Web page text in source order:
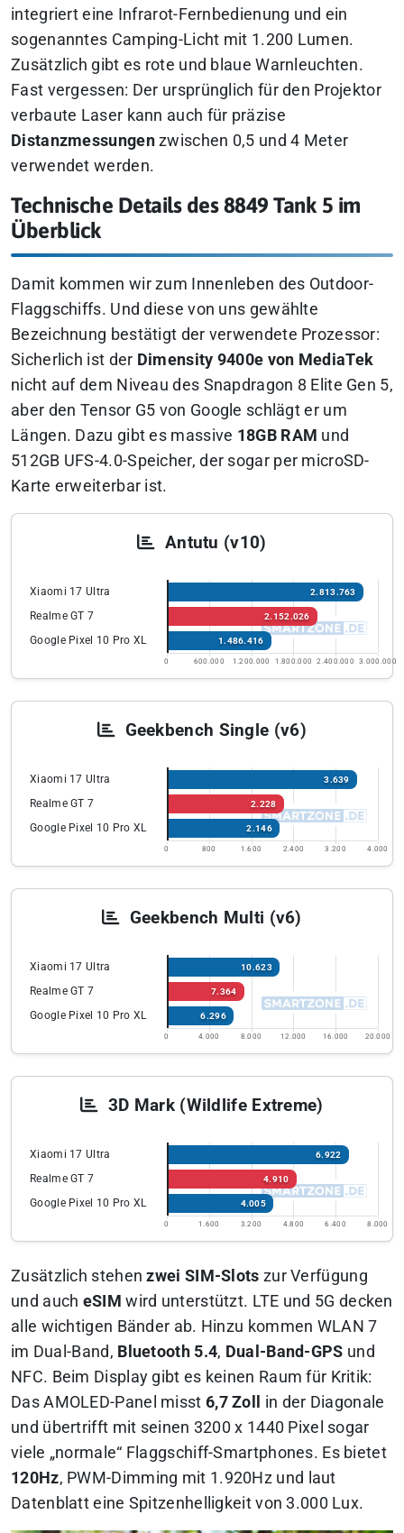
integriert eine Infrarot-Fernbedienung und ein
sogenanntes Camping-Licht mit 1.200 Lumen.
Zusätzlich gibt es rote und blaue Warnleuchten.
Fast vergessen: Der ursprünglich für den Projektor
verbaute Laser kann auch für präzise
Distanzmessungenzwischen 0,5 und 4 Meter
verwendet werden.
Technische Details des 8849 Tank 5 im
Überblick
Damit kommen wir zum Innenleben des Outdoor-
Flaggschiffs. Und diese von uns gewählte
Bezeichnung bestätigt der verwendete Prozessor:
Sicherlich ist der Dimensity 9400e von MediaTek
nicht auf dem Niveau des Snapdragon 8 Elite Gen 5,
aber den Tensor G5 von Google schlägt er um
Längen. Dazu gibt es massive 18GB RAM und
512GB UFS-4.0-Speicher, der sogar per microSD-
Karte erweiterbar ist.
Antutu (v10)
Xiaomi 17 Ultra 2.813.763
Realme GT 7 2.152.026
Google Pixel 10 Pro XL 1.486.416
0 600.000 1.200.000 1.800.000 2.400.000 3.000.000
Geekbench Single (v6)
Xiaomi 17 Ultra 3.639
Realme GT 7 2.228
Google Pixel 10 Pro XL 2.146
0 800 1.600 2.400 3.200 4.000
Geekbench Multi (v6)
Xiaomi 17 Ultra 10.623
Realme GT 7 7.364
Google Pixel 10 Pro XL 6.296
0 4.000 8.000 12.000 16.000 20.000
3D Mark (Wildlife Extreme)
Xiaomi 17 Ultra 6.922
Realme GT 7 4.910
Google Pixel 10 Pro XL 4.005
0 1.600 3.200 4.800 6.400 8.000
Zusätzlich stehenzwei SIM-Slots zur Verfügung
und auch eSIM wird unterstützt. LTE und 5G decken
alle wichtigen Bänder ab. Hinzu kommen WLAN 7
im Dual-Band, Bluetooth 5.4, Dual-Band-GPS und
NFC. Beim Display gibt es keinen Raum für Kritik:
Das AMOLED-Panel misst 6,7 Zoll
in der Diagonale
und übertrifft mit seinen 3200 x 1440 Pixel sogar
viele „normale“ Flaggschiff-Smartphones. Es bietet
120Hz, PWM-Dimming mit 1.920Hz und laut
Datenblatt eine Spitzenhelligkeit von 3.000 Lux.